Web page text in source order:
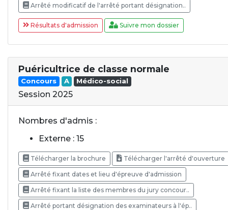
Arrêté modificatif de l'arrêté portant désignation..
Résultats d'admission Suivre mon dossier
Puéricultrice de classe normale
Concours A Médico-social
Session 2025
Nombres d'admis :
Externe : 15
Télécharger la brochure Télécharger l'arrêté d'ouverture
Arrêté fixant dates et lieu d'épreuve d'admission
Arrêté fixant la liste des membres du jury concour..
Arrêté portant désignation des examinateurs à l'ép..